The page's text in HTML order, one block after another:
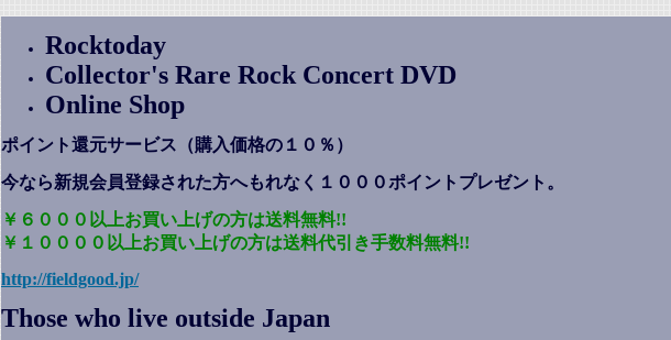
Rocktoday
Collector's Rare Rock Concert DVD
Online Shop
ポイント還元サービス（購入価格の１０％）
今なら新規会員登録された方へもれなく１０００ポイントプレゼント 。
￥６０００以上お買い上げの方は送料無料!!
￥１００００以上お買い上げの方は送料代引き手数料無料!!
http://fieldgood.jp/
Those who live outside Japan